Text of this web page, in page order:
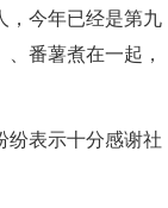
，今年已经是第九
番薯煮在一起，
纷表示十分感谢社